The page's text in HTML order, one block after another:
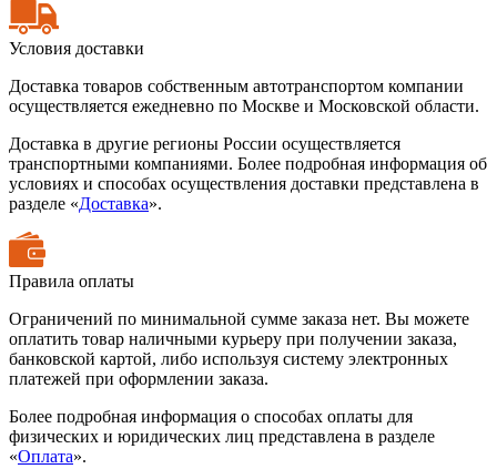
Условия доставки
Доставка товаров собственным автотранспортом компании
осуществляется ежедневно по Москве и Московской области.
Доставка в другие регионы России осуществляется
транспортными компаниями. Более подробная информация об
условиях и способах осуществления доставки представлена в
разделе «Доставка».
Правила оплаты
Ограничений по минимальной сумме заказа нет. Вы можете
оплатить товар наличными курьеру при получении заказа,
банковской картой, либо используя систему электронных
платежей при оформлении заказа.
Более подробная информация о способах оплаты для
физических и юридических лиц представлена в разделе
«Оплата».